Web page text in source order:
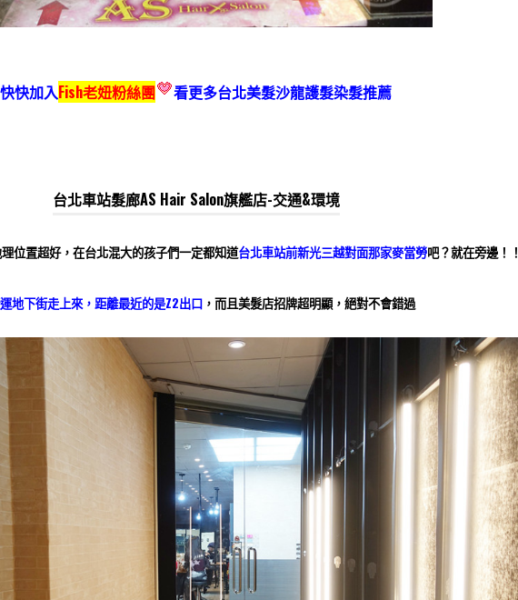
快快加入Fish老妞粉絲團 看更多台北美髮沙龍護髮染髮推薦
台北車站髮廊AS Hair Salon旗艦店-交通&環境
位置超好，在台北混大的孩子們一定都知道台北車站前新光三越對面那家麥當勞吧？就在旁邊！！
地下街走上來，距離最近的是Z2出口 ，而且美髮店招牌超明顯，絕對不會錯過